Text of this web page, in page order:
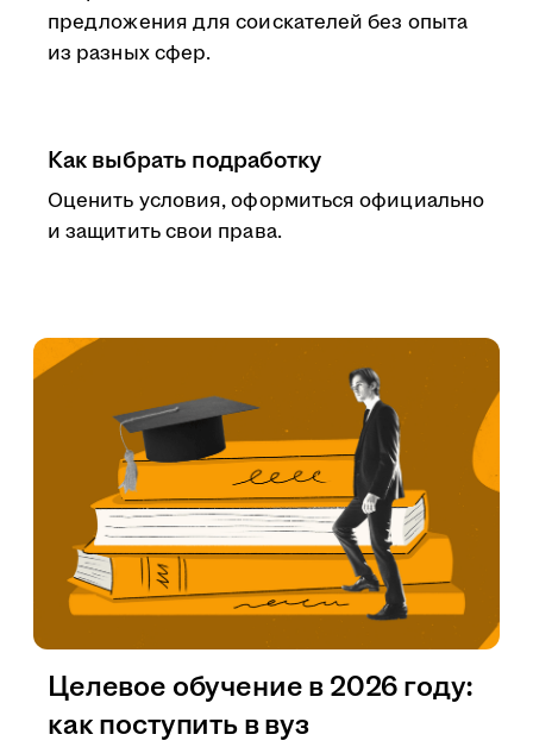
предложения для соискателей без опыта
из разных сфер.
Как выбрать подработку
Оценить условия, оформиться официально
и защитить свои права.
Целевое обучение в 2026 году:
как поступить в вуз